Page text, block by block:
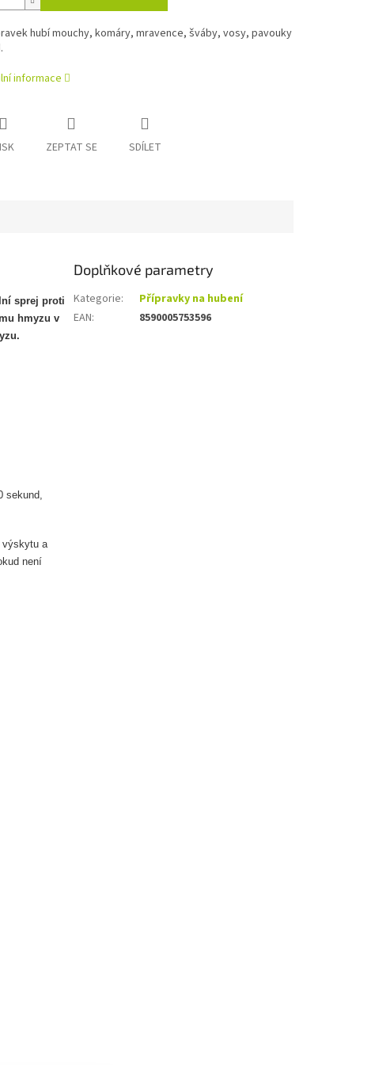
hubí mouchy, komáry, mravence, šváby, vosy, pavouky
informace
ZEPTAT SE SDÍLET
sprej proti
hmyzu v
sekund,
výskytu a
není
Doplňkové parametry
Kategorie:
Přípravky na hubení
EAN: 8590005753596